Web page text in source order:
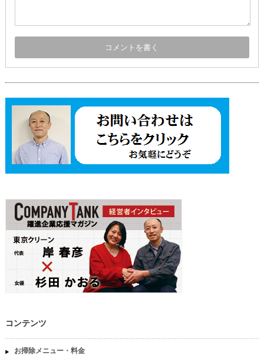
コンテンツ
お掃除メニュー・料金